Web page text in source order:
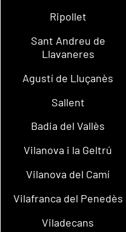
Ripollet
Sant Andreu de
Llavaneres
Agustí de Lluçanès
Sallent
Badia del Vallès
Vilanova i la Geltrú
Vilanova del Camí
Vilafranca del Penedès
Viladecans